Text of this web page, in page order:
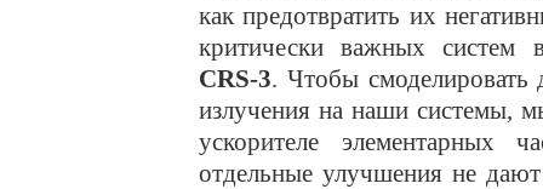
как предотвратить их
критически важных систем
CRS-3. Чтобы смоделировать
излучения на наши системы,
ускорителе элементарных
отдельные улучшения не